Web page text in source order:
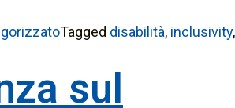
Tagged disabilità, inclusivity,
sul